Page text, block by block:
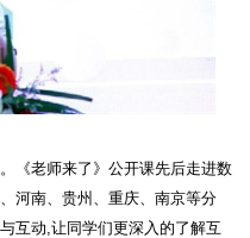
《老师来了》公开课先后走进数
河南、贵州、重庆、南京等分
互动,让同学们更深入的了解互